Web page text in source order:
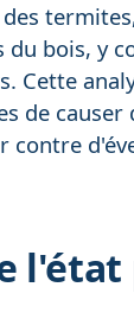
bois, y
Cette
de